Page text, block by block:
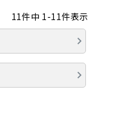
ディスプレイ
11件中 1-11件表示